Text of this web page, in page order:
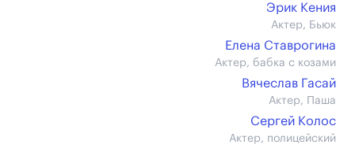
Эрик Кения
Актер, Бьюк
Елена Ставрогина
Актер, бабка с козами
Вячеслав Гасай
Актер, Паша
Сергей Колос
Актер, полицейский